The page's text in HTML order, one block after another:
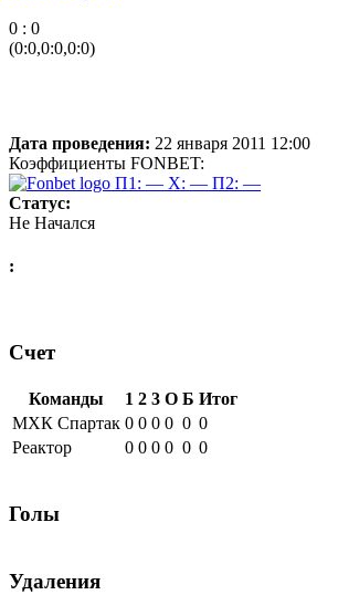
0 : 0
(0:0,0:0,0:0)
Дата проведения: 22 января 2011 12:00
Коэффициенты FONBET:
П1: — X: — П2: —
Статус:
Не Начался
:
Счет
Команды 1 2 3 О Б Итог
МХК Спартак 0 0 0 0 0 0
Реактор
0 0 0 0 0 0
Голы
Удаления